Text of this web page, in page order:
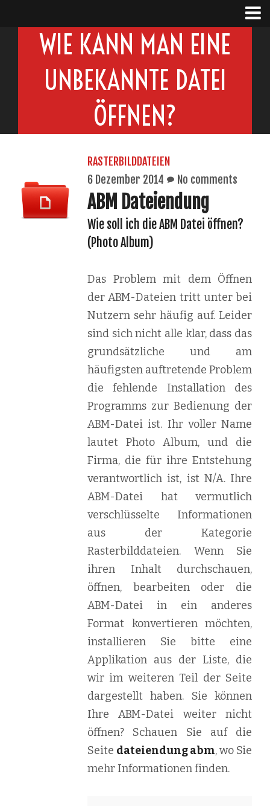
WIE KANN MAN EINE
UNBEKANNTE DATEI
ÖFFNEN?
RASTERBILDDATEIEN
6 Dezember 2014
No comments
ABM Dateiendung
Wie soll ich die ABM Datei öffnen?
(Photo Album)
Das Problem mit dem Öffnen
der ABM-Dateien tritt unter bei
Nutzern sehr häufig auf. Leider
sind sich nicht alle klar, dass das
grundsätzliche und am
häufigsten auftretende Problem
die fehlende Installation des
Programms zur Bedienung der
ABM-Datei ist. Ihr voller Name
lautet Photo Album, und die
Firma, die für ihre Entstehung
verantwortlich ist, ist N/A. Ihre
ABM-Datei hat vermutlich
verschlüsselte Informationen
aus der Kategorie
Rasterbilddateien. Wenn Sie
ihren Inhalt durchschauen,
öffnen, bearbeiten oder die
ABM-Datei in ein anderes
Format konvertieren möchten,
installieren Sie bitte eine
Applikation aus der Liste, die
wir im weiteren Teil der Seite
dargestellt haben. Sie können
Ihre ABM-Datei weiter nicht
öffnen? Schauen Sie auf die
Seite dateiendung abm, wo Sie
mehr Informationen finden.